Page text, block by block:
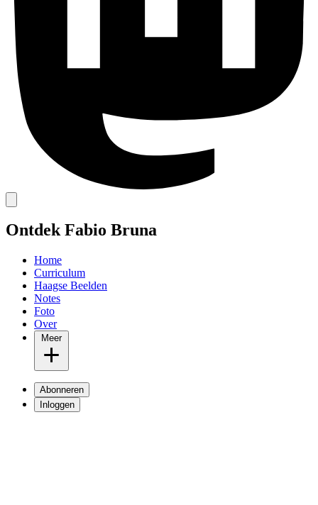
Ontdek Fabio Bruna
Home
Curriculum
Haagse Beelden
Notes
Foto
Over
Meer
Abonneren
Inloggen